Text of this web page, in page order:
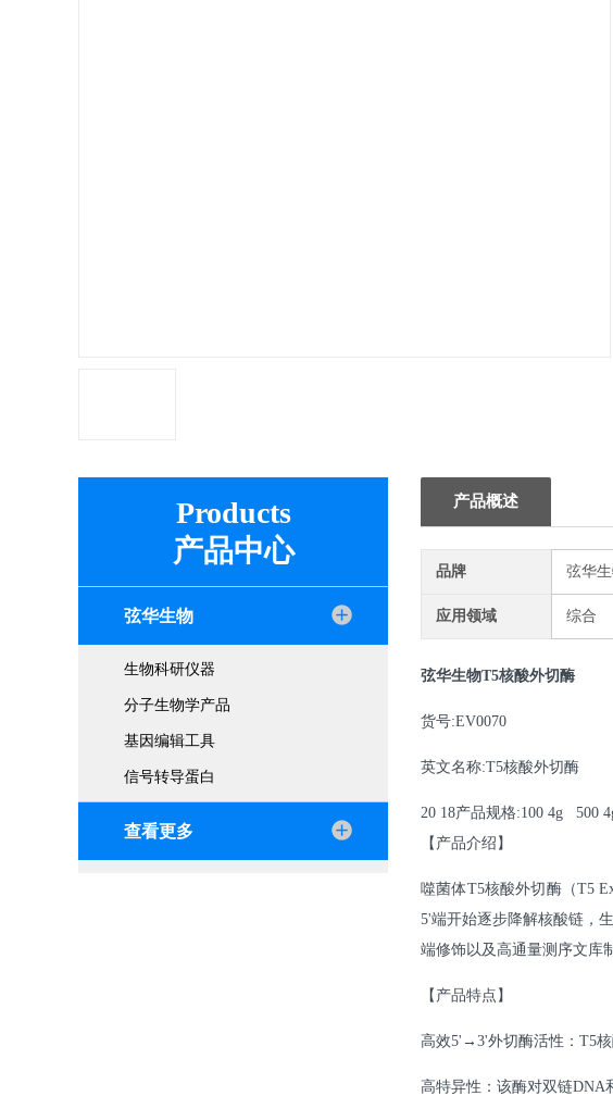
Products
产品中心
弦华生物
生物科研仪器
分子生物学产品
基因编辑工具
信号转导蛋白
查看更多
产品概述
品牌 弦华
应用领域 综合
弦华生物T5核酸外切酶
货号:EV0070
英文名称:T5核酸外切酶
20 18产品规格:100 4g
500
【产品介绍】
噬菌体T5核酸外切酶（T5
5'端开始逐步降解核酸链，
端修饰以及高通量测序文库
【产品特点】
高效5'→3'外切酶活性：T5核
高特异性：该酶对双链DNA